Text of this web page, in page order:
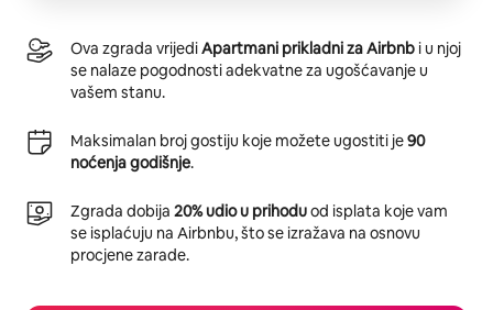
Ova zgrada vrijediApartmani prikladni za Airbnb i u njoj
se nalaze pogodnosti adekvatne za ugošćavanje u
vašem stanu.
Maksimalan broj gostiju koje možete ugostiti je90
noćenja godišnje.
Zgrada dobija 20% udio u prihoduod isplata koje vam
se isplaćuju na Airbnbu, što se izražava na osnovu
procjene zarade.